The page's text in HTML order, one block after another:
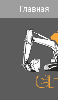
Главная